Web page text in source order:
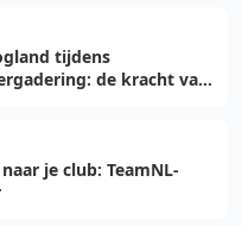
tijdens
de kracht van
je club: TeamNL-